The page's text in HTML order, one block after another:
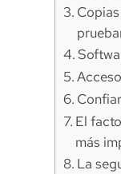
El
más
La